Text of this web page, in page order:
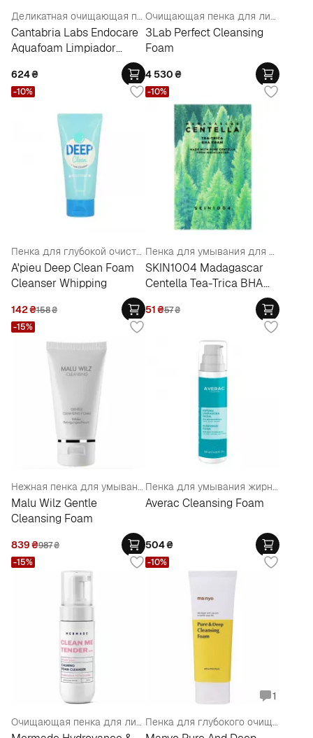
Деликатная очищающая пенка для лица
Cantabria Labs Endocare
Aquafoam Limpiador
Facial Gentle Cleansing
Wash
624₴
Очищающая пенка для лица
3Lab Perfect Cleansing
Foam
4 530₴
Пенка для глубокой очистки
A'pieu Deep Clean Foam
Cleanser Whipping
142₴158₴
-10%
Пенка для умывания для проблемной кожи (пробник)
SKIN1004 Madagascar
Centella Tea-Trica BHA
51₴57₴
-10%
Нежная пенка для умывания
Malu Wilz Gentle
Cleansing Foam
839₴987₴
-15%
Пенка для умывания жирной и комбинированной кожи
Averac Cleansing Foam
504₴
Очищающая пенка для лица
-15%
1
Пенка для глубокого очищения пор
-10%